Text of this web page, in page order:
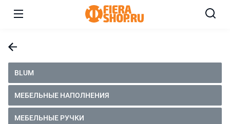
BLUM
МЕБЕЛЬНЫЕ НАПОЛНЕНИЯ
МЕБЕЛЬНЫЕ РУЧКИ